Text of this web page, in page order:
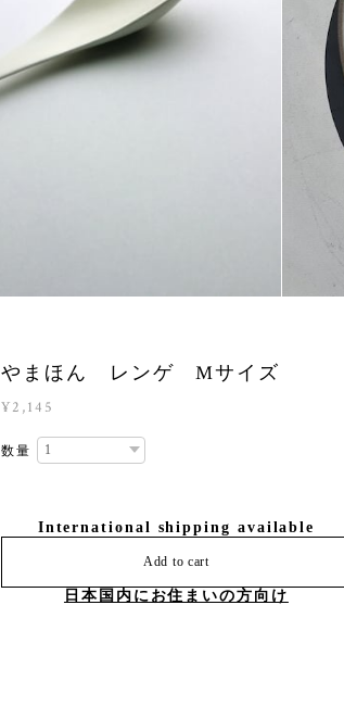
やまほん レンゲ Mサイズ
¥2,145
数量
International shipping available
Add to cart
日本国内にお住まいの方向け